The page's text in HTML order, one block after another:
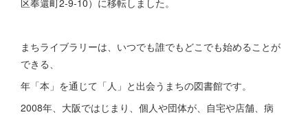
区奉還町2-9-10）に移転しました。
まちライブラリーは、いつでも誰でもどこでも始めることが
できる、
年「本」を通じて「人」と出会うまちの図書館です。
2008年、大阪ではじまり、個人や団体が、自宅や店舗、病